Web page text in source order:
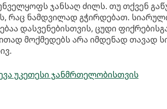
ჯანსაღ ძილს. თუ თქვენ
რაც ნამდვილად გჭირდებათ.
დასვენებისთვის, ცუდი
მოქმედებს არა იმდენად თავად
უკეთესი ჯანმრთელობისთვის